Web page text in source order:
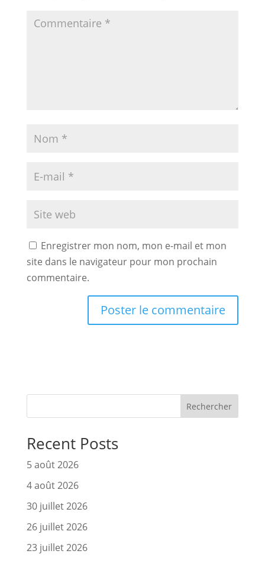
Enregistrer mon nom, mon e-mail et mon
site dans le navigateur pour mon prochain
commentaire.
Rechercher
Recent Posts
5 août 2026
4 août 2026
30 juillet 2026
26 juillet 2026
23 juillet 2026